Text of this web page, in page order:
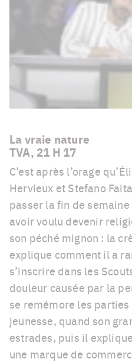
La vraie nature
TVA, 21 H 17
C’est après l’orage
Hervieux et Stefano
passer la fin de semaine
avoir voulu devenir
son péché mignon : la
explique comment il a
s’inscrire dans les
douleur causée par la
se remémore les parties
jeunesse, quand son
estrades, puis il
une marque de